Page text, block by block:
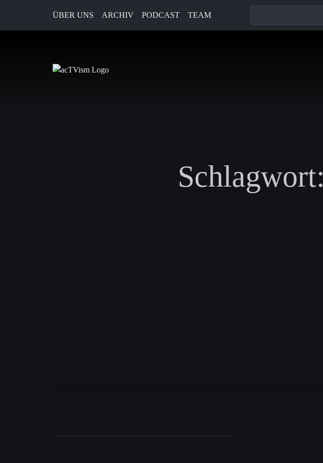
ÜBER UNS ARCHIV PODCAST TEAM
Schlagwort: